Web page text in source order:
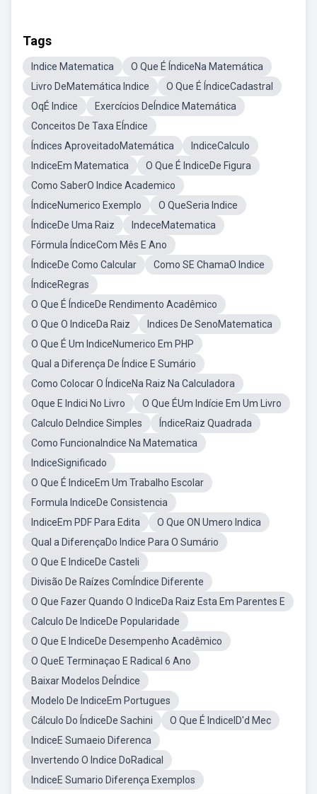
Tags
Indice Matematica
O Que É ÍndiceNa Matemática
Livro DeMatemática Indice
O Que É ÍndiceCadastral
OqÉ Indice
Exercícios DeÍndice Matemática
Conceitos De Taxa EÍndice
Índices AproveitadoMatemática
IndiceCalculo
IndiceEm Matematica
O Que É IndiceDe Figura
Como SaberO Indice Academico
ÍndiceNumerico Exemplo
O QueSeria Indice
ÍndiceDe Uma Raiz
IndeceMatematica
Fórmula ÍndiceCom Mês E Ano
ÍndiceDe Como Calcular
Como SE ChamaO Indice
ÍndiceRegras
O Que É ÍndiceDe Rendimento Acadêmico
O Que O IndiceDa Raiz
Indices De SenoMatematica
O Que É Um IndiceNumerico Em PHP
Qual a Diferença De Índice E Sumário
Como Colocar O ÍndiceNa Raiz Na Calculadora
Oque E Indici No Livro
O Que ÉUm Indície Em Um Livro
Calculo DeIndice Simples
ÍndiceRaiz Quadrada
Como FuncionaIndice Na Matematica
IndiceSignificado
O Que É IndiceEm Um Trabalho Escolar
Formula IndiceDe Consistencia
IndiceEm PDF Para Edita
O Que ON Umero Indica
Qual a DiferençaDo Indice Para O Sumário
O Que E IndiceDe Casteli
Divisão De Raízes ComÍndice Diferente
O Que Fazer Quando O IndiceDa Raiz Esta Em Parentes E
Calculo De IndiceDe Popularidade
O Que E IndiceDe Desempenho Acadêmico
O QueE Terminaçao E Radical 6 Ano
Baixar Modelos DeÍndice
Modelo De IndiceEm Portugues
Cálculo Do ÍndiceDe Sachini
O Que É IndiceID'd Mec
IndiceE Sumaeio Diferenca
Invertendo O Indice DoRadical
IndiceE Sumario Diferença Exemplos